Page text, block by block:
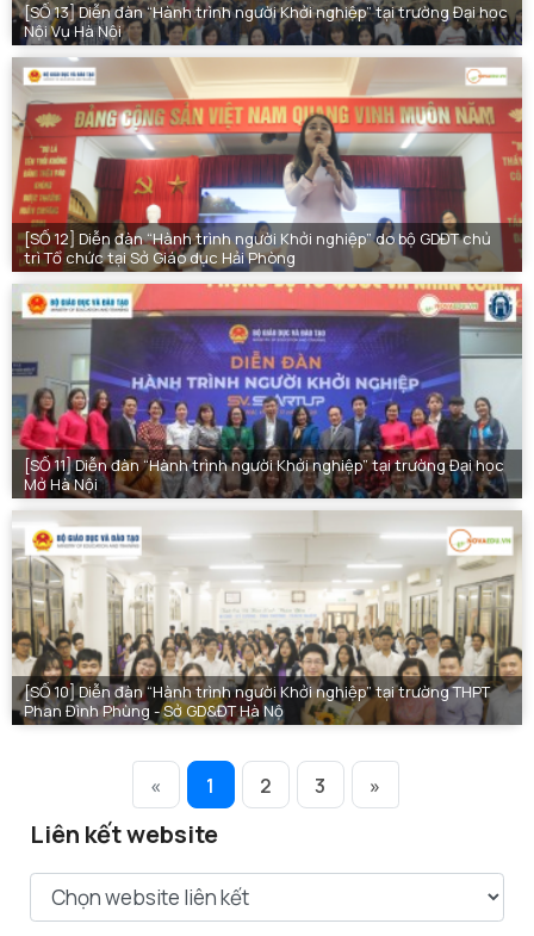
[SỐ 13] Diễn đàn “Hành trình người Khởi nghiệp” tại trường Đại học
Nội Vụ Hà Nội
[SỐ 12] Diễn đàn “Hành trình người Khởi nghiệp” do bộ GDĐT chủ
trì Tổ chức tại Sở Giáo dục Hải Phòng
[SỐ 11] Diễn đàn “Hành trình người Khởi nghiệp” tại trường Đại học
Mở Hà Nội
[SỐ 10] Diễn đàn “Hành trình người Khởi nghiệp” tại trường THPT
Phan Đình Phùng - Sở GD&ĐT Hà Nộ
« 1 2 3 »
Liên kết website